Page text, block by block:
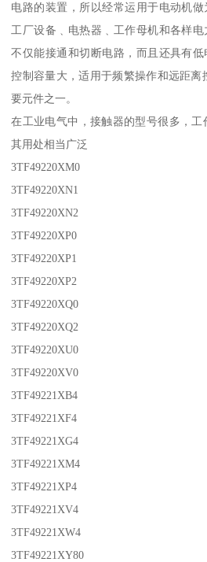
电路的装置，所以经常运用于电动机
工厂设备﹑电热器﹑工作母机和各样
不仅能接通和切断电路，而且还具有
控制容量大，适用于频繁操作和远距
要元件之一。
在工业电气中，接触器的型号很多，工
其用处相当广泛
3TF49220XM0
3TF49220XN1
3TF49220XN2
3TF49220XP0
3TF49220XP1
3TF49220XP2
3TF49220XQ0
3TF49220XQ2
3TF49220XU0
3TF49220XV0
3TF49221XB4
3TF49221XF4
3TF49221XG4
3TF49221XM4
3TF49221XP4
3TF49221XV4
3TF49221XW4
3TF49221XY80